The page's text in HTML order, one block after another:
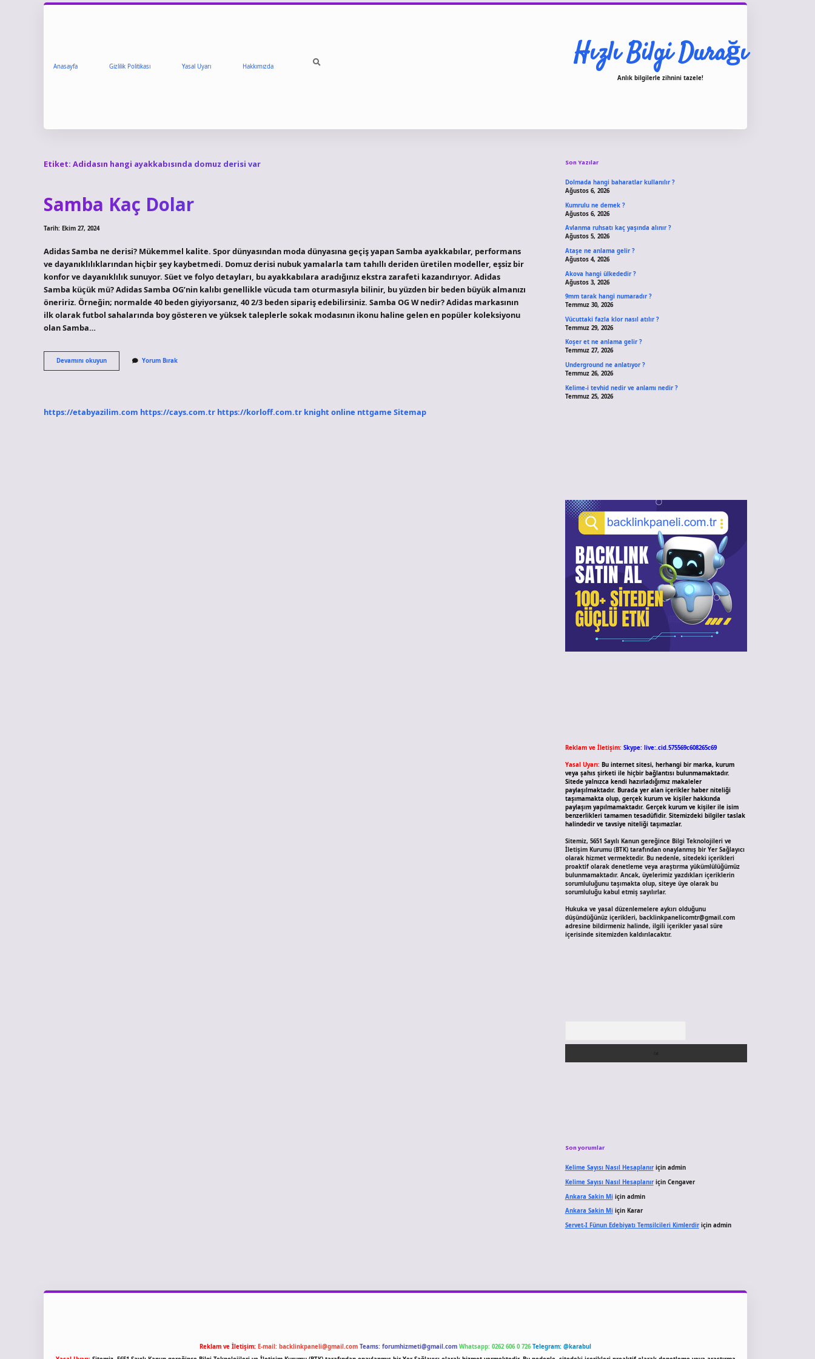
Anasayfa Gizlilik Politikası Yasal Uyarı Hakkımızda Hızlı Bilgi Durağı
Anlık bilgilerle zihnini tazele!
Etiket: Adidasın hangi ayakkabısında domuz derisi var
Samba Kaç Dolar
Tarih: Ekim 27, 2024
Adidas Samba ne derisi? Mükemmel kalite. Spor dünyasından moda dünyasına geçiş yapan Samba ayakkabılar, performans
ve dayanıklılıklarından hiçbir şey kaybetmedi. Domuz derisi nubuk yamalarla tam tahıllı deriden üretilen modeller, eşsiz bir
konfor ve dayanıklılık sunuyor. Süet ve folyo detayları, bu ayakkabılara aradığınız ekstra zarafeti kazandırıyor. Adidas
Samba küçük mü? Adidas Samba OG’nin kalıbı genellikle vücuda tam oturmasıyla bilinir, bu yüzden bir beden büyük almanızı
öneririz. Örneğin; normalde 40 beden giyiyorsanız, 40 2/3 beden sipariş edebilirsiniz. Samba OG W nedir? Adidas markasının
ilk olarak futbol sahalarında boy gösteren ve yüksek taleplerle sokak modasının ikonu haline gelen en popüler koleksiyonu
olan Samba…
Devamını okuyunSamba
Kaç
Yorum Bırak
https://etabyazilim.com https://cays.com.tr https://korloff.com.tr knight online nttgame Sitemap
Son Yazılar
Dolmada hangi baharatlar kullanılır ?
Ağustos 6, 2026
Kumrulu ne demek ?
Ağustos 6, 2026
Avlanma ruhsatı kaç yaşında alınır ?
Ağustos 5, 2026
Ataşe ne anlama gelir ?
Ağustos 4, 2026
Akova hangi ülkededir ?
Ağustos 3, 2026
9mm tarak hangi numaradır ?
Temmuz 30, 2026
Vücuttaki fazla klor nasıl atılır ?
Temmuz 29, 2026
Koşer et ne anlama gelir ?
Temmuz 27, 2026
Underground ne anlatıyor ?
Temmuz 26, 2026
Kelime-i tevhid nedir ve anlamı nedir ?
Temmuz 25, 2026
Reklam ve İletişim: Skype: live:.cid.575569c608265c69
Yasal Uyarı: Bu internet sitesi, herhangi bir marka, kurum
veya şahıs şirketi ile hiçbir bağlantısı bulunmamaktadır.
Sitede yalnızca kendi hazırladığımız makaleler
paylaşılmaktadır. Burada yer alan içerikler haber niteliği
taşımamakta olup, gerçek kurum ve kişiler hakkında
paylaşım yapılmamaktadır. Gerçek kurum ve kişiler ile isim
benzerlikleri tamamen tesadüfidir. Sitemizdeki bilgiler taslak
halindedir ve tavsiye niteliği taşımazlar.
Sitemiz, 5651 Sayılı Kanun gereğince Bilgi Teknolojileri ve
İletişim Kurumu (BTK) tarafından onaylanmış bir Yer Sağlayıcı
olarak hizmet vermektedir. Bu nedenle, sitedeki içerikleri
proaktif olarak denetleme veya araştırma yükümlülüğümüz
bulunmamaktadır. Ancak, üyelerimiz yazdıkları içeriklerin
sorumluluğunu taşımakta olup, siteye üye olarak bu
sorumluluğu kabul etmiş sayılırlar.
Hukuka ve yasal düzenlemelere aykırı olduğunu
düşündüğünüz içerikleri, backlinkpanelicomtr@gmail.com
adresine bildirmeniz halinde, ilgili içerikler yasal süre
içerisinde sitemizden kaldırılacaktır.
Son yorumlar
Kelime Sayısı Nasıl Hesaplanıriçin admin
Kelime Sayısı Nasıl Hesaplanıriçin Cengaver
Ankara Sakin Miiçin admin
Ankara Sakin Miiçin Karar
Servet-I Fünun Edebiyatı Temsilcileri Kimlerdiriçin admin
Reklam ve İletişim: E-mail: backlinkpaneli@gmail.com Teams: forumhizmeti@gmail.com Whatsapp: 0262 606 0 726 Telegram: @karabul